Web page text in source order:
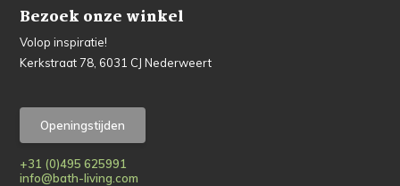
Bezoek onze winkel
Volop inspiratie!
Kerkstraat 78, 6031 CJ Nederweert
Openingstijden
+31 (0)495 625991
info@bath-living.com